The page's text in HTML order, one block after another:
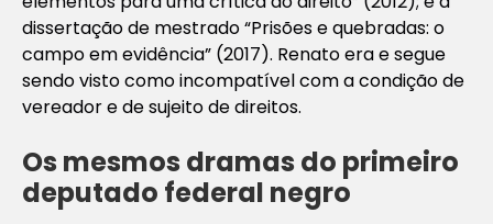
dissertação de mestrado “Prisões e quebradas: o
campo em evidência” (2017). Renato era e segue
sendo visto como incompatível com a condição de
vereador e de sujeito de direitos.
Os mesmos dramas do primeiro
deputado federal negro